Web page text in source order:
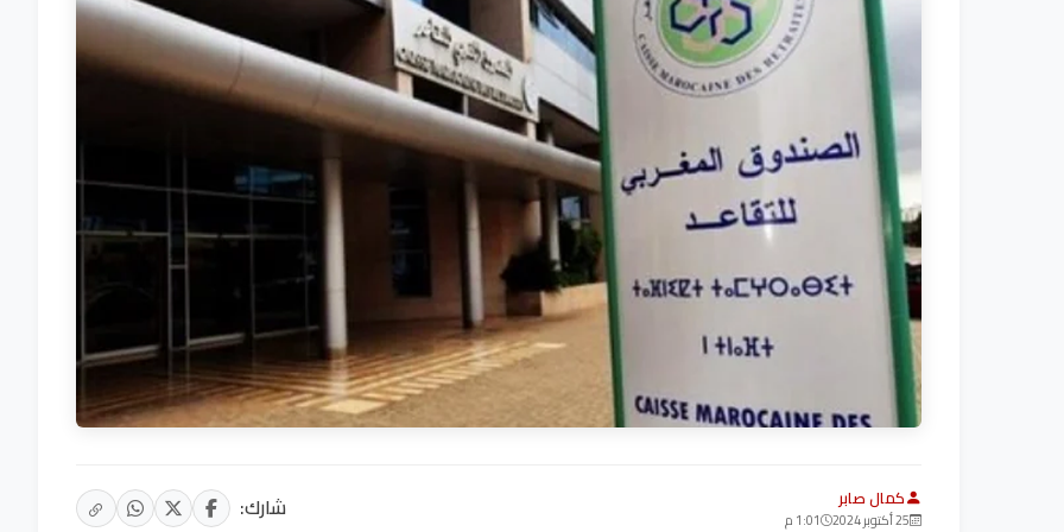
كمال صابر
25 أكتوبر 2024 1:01 م شارك: